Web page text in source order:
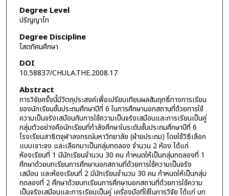
Degree Level
ปริญญาโท
Degree Discipline
โสตทัศนศึกษา
DOI
10.58837/CHULA.THE.2008.17
Abstract
การวิจัยครั้งนี้มีวัตถุประสงค์เพื่อเปรียบเทียบผลสัมฤทธิ์ทางการเรียน
ของนักเรียนชั้นประถมศึกษาปีที่ 6 ในการศึกษานอกสถานที่ด้วยการใช้
ความเป็นจริงเสมือนกับการใช้ความเป็นจริงเสมือนและการเรียนเป็นคู่
กลุ่มตัวอย่างคือนักเรียนที่กำลังศึกษาในระดับชั้นประถมศึกษาปีที่ 6
โรงเรียนสาธิตจุฬาลงกรณ์มหาวิทยาลัย (ฝ่ายประถม) โดยใช้วิธีเลือก
แบบเจาะจง และเลือกมาเป็นกลุ่มทดลอง จำนวน 2 ห้อง ได้แก่
ห้องเรียนที่ 1 มีนักเรียนจำนวน 30 คน กำหนดให้เป็นกลุ่มทดลองที่ 1
ศึกษาด้วยบทเรียนการศึกษานอกสถานที่ด้วยการใช้ความเป็นจริง
เสมือน และห้องเรียนที่ 2 มีนักเรียนจำนวน 30 คน กำหนดให้เป็นกลุ่ม
ทดลองที่ 2 ศึกษาด้วยบทเรียนการศึกษานอกสถานที่ด้วยการใช้ความ
เป็นจริงเสมือนและการเรียนเป็นคู่ เครื่องมือที่ใช้ในการวิจัย ได้แก่ บท